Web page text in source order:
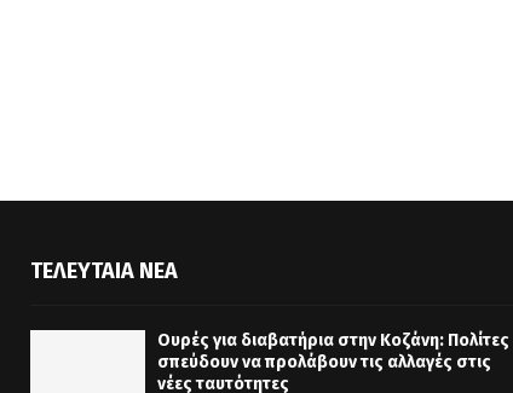
ΤΕΛΕΥΤΑΊΑ ΝΈΑ
Ουρές για διαβατήρια στην Κοζάνη: Πολίτες
σπεύδουν να προλάβουν τις αλλαγές στις
νέες ταυτότητες